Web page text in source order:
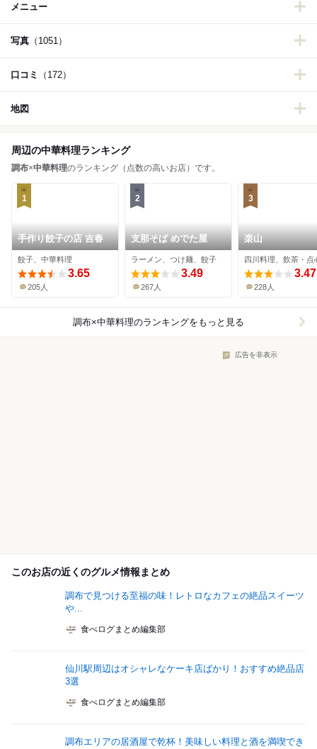
メニュー
写真 （1051）
口コミ （172）
地図
周辺の中華料理ランキング
調布×中華料理のランキング（点数の高いお店）です。
1
手作り餃子の店 吉春
餃子、中華料理
3.65
205人
2
支那そば めでた屋
ラーメン、つけ麺、餃子
3.49
267人
3
楽山
3.47
228人
調布×中華料理のランキングをもっと見る
広告を非表示
このお店の近くのグルメ情報まとめ
調布で見つける至福の味！レトロなカフェの絶品スイーツ
や...
食べログまとめ編集部
仙川駅周辺はオシャレなケーキ店ばかり！おすすめ絶品店
3選
食べログまとめ編集部
調布エリアの居酒屋で乾杯！美味しい料理と酒を満喫でき